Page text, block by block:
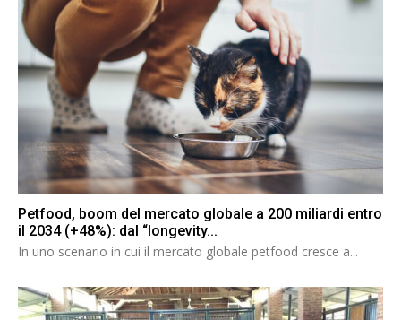
Petfood, boom del mercato globale a 200 miliardi entro
il 2034 (+48%): dal “longevity...
In uno scenario in cui il mercato globale petfood cresce a...